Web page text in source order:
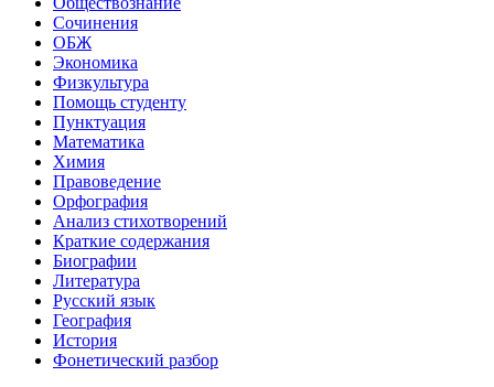
Сочинения
ОБЖ
Экономика
Физкультура
Помощь студенту
Пунктуация
Математика
Химия
Правоведение
Орфография
Анализ стихотворений
Краткие содержания
Биографии
Литература
Русский язык
География
История
Фонетический разбор